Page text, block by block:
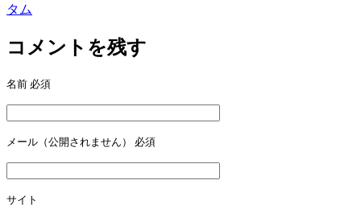
ナ
ビ
ー
シ
ョ
ン
タム
コメントを残す
名前 必須
メール（公開されません） 必須
サイト